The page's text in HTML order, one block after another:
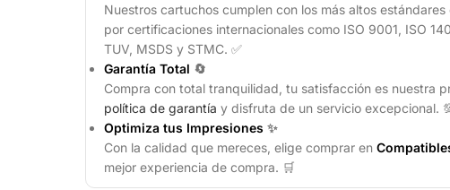
Nuestros cartuchos cumplen con los más altos
por certificaciones internacionales como ISO 9001, ISO
TUV, MSDS y STMC. ✅
Garantía Total 🔄
Compra con total tranquilidad, tu satisfacción es nuestra
política de garantía y disfruta de un servicio excepcional.
Optimiza tus Impresiones ✨
Con la calidad que mereces, elige comprar en
mejor experiencia de compra. 🛒